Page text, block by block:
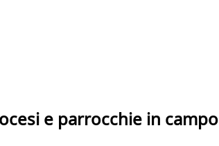
e parrocchie in campo